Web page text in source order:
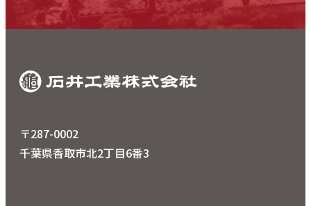
〒287-0002
千葉県香取市北2丁目6番3